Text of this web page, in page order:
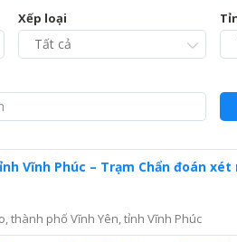
Xếp loại
Vĩnh Phúc – Trạm Chẩn đoán
thành phố Vĩnh Yên, tỉnh Vĩnh Phúc